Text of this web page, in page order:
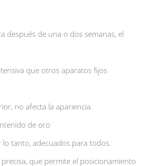
después de una o dos semanas, el
que otros aparatos fijos
no afecta la apariencia.
de oro
tanto, adecuados para todos.
que permite el posicionamiento